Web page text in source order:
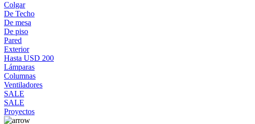
Colgar
De Techo
De mesa
De piso
Pared
Exterior
Hasta USD 200
Lámparas
Columnas
Ventiladores
SALE
SALE
Proyectos